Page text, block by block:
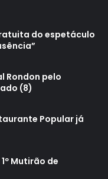
do espetáculo
Rondon pelo
(8)
Popular já
Mutirão de